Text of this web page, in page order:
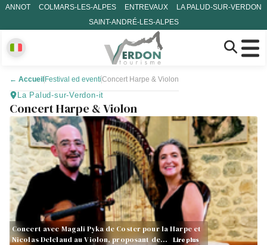
ANNOT COLMARS-LES-ALPES ENTREVAUX
LA PALUD-SUR-VERDON
SAINT-ANDRÉ-LES-ALPES
← Accueil Festival ed eventiConcert Harpe & Violon
La Palud-sur-Verdon-it
Concert Harpe & Violon
Concert avec Magali Pyka de Coster pour la Harpe et
Nicolas Delclaud au Violon, proposant de…
Lire plus